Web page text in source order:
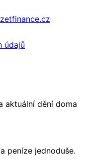
údajů
aktuální dění doma
peníze jednoduše.